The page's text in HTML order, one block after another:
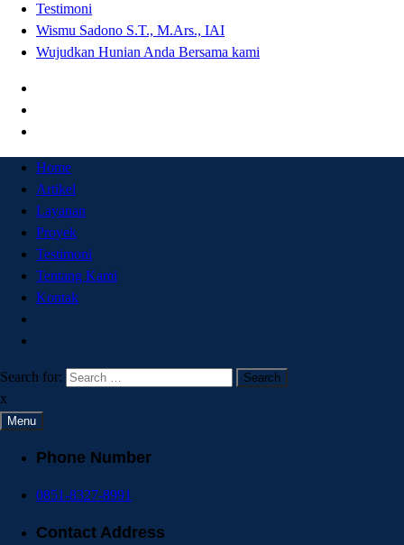
Testimoni
Wismu Sadono S.T., M.Ars., IAI
Wujudkan Hunian Anda Bersama kami
Home
Artikel
Layanan
Proyek
Testimoni
Tentang Kami
Kontak
Search for:
x
Menu
Phone Number
0851-8327-8991
Contact Address